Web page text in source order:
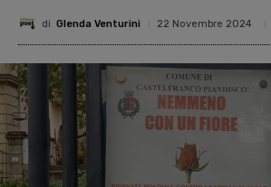
di Glenda Venturini 22 Novembre 2024